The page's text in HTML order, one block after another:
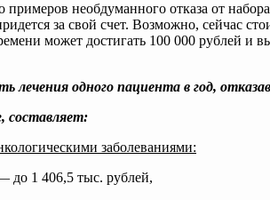
необдуманного отказа от
за свой счет. Возможно, сейчас
может достигать 100 000 рублей и
лечения одного пациента в год,
составляет:
заболеваниями:
до 1 406,5 тыс. рублей,